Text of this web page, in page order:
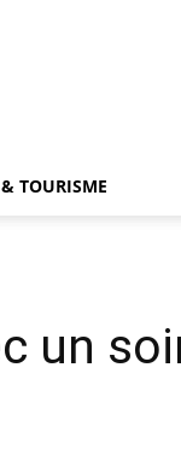
TOURISME
un